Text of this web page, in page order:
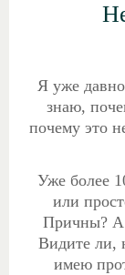
Я уже давно
знаю,
почему это
Уже более
или
Причны? А
Видите ли,
имею